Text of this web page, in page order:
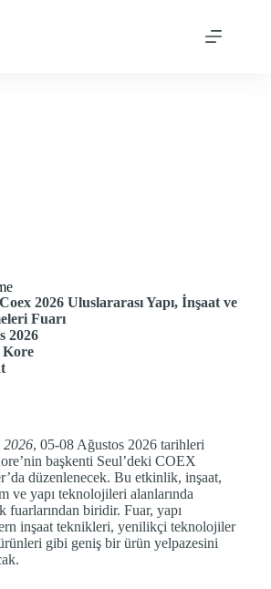
2026 Uluslararası Yapı, İnşaat ve
Fuarı
2026
Kore
2026, 05-08 Ağustos 2026 tarihleri
başkenti Seul’deki COEX
düzenlenecek. Bu etkinlik, inşaat,
ve yapı teknolojileri alanlarında
fuarlarından biridir. Fuar, yapı
inşaat teknikleri, yenilikçi teknolojiler
gibi geniş bir ürün yelpazesini